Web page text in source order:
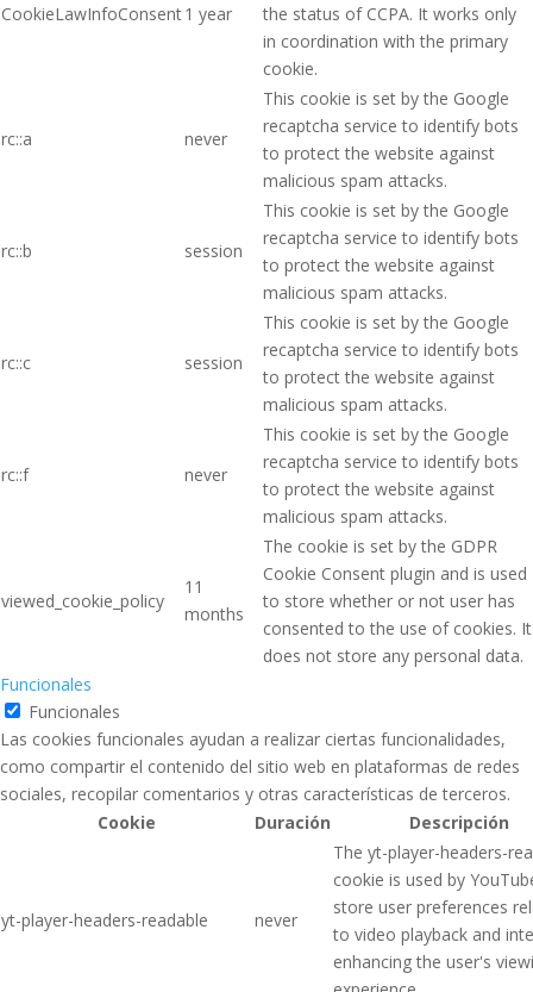
CookieLawInfoConsent1 year
the status of CCPA. It works only
in coordination with the primary
cookie.
rc::a never
This cookie is set by the Google
recaptcha service to identify bots
to protect the website against
malicious spam attacks.
rc::b session
This cookie is set by the Google
recaptcha service to identify bots
to protect the website against
malicious spam attacks.
rc::c session
This cookie is set by the Google
recaptcha service to identify bots
to protect the website against
malicious spam attacks.
rc::f never
This cookie is set by the Google
recaptcha service to identify bots
to protect the website against
malicious spam attacks.
viewed_cookie_policy
11
months
The cookie is set by the GDPR
Cookie Consent plugin and is used
to store whether or not user has
consented to the use of cookies. It
does not store any personal data.
Funcionales
Funcionales
Las cookies funcionales ayudan a realizar ciertas funcionalidades,
como compartir el contenido del sitio web en plataformas de redes
sociales, recopilar comentarios y otras características de terceros.
Cookie
Duración Descripción
yt-player-headers-readable never
The yt-player-headers-
cookie is used by
store user preferences
to video playback and
enhancing the user's